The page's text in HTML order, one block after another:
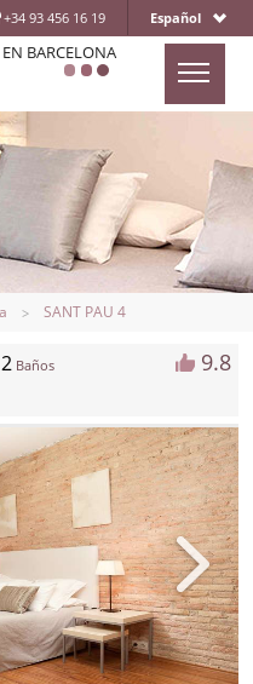
+34 93 456 16 19 Español
BARCELONA
APARTAMENTOS
LOCALIZACIÓN
¿QUIENES SOMOS?
CONTACTAR
SANT PAU 4
2Baños 9.8